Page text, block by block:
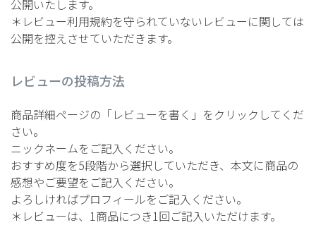
公開いたします。
＊レビュー利用規約を守られていないレビューに関しては
公開を控えさせていただきます。
レビューの投稿方法
商品詳細ページの「レビューを書く」をクリックしてくだ
さい。
ニックネームをご記入ください。
おすすめ度を5段階から選択していただき、本文に商品の
感想やご要望をご記入ください。
よろしければプロフィールをご記入ください。
＊レビューは、1商品につき1回ご記入いただけます。